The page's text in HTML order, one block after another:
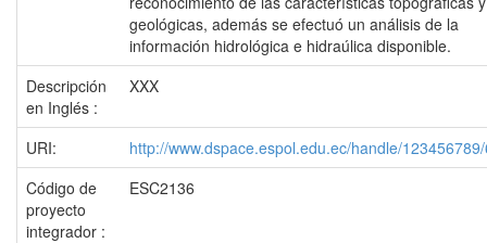
geológicas, además se efectuó un análisis de la
información hidrológica e hidraúlica disponible.
Descripción
en Inglés :
XXX
URI:
http://www.dspace.espol.edu.ec/handle/
Código de
proyecto
integrador :
ESC2136